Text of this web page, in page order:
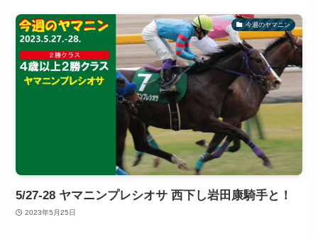
今週のヤマニン
5/27-28 ヤマニンプレシオサ 西下し岩田康騎手と！
2023年5月25日